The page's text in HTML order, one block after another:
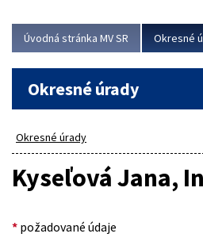
Viac
Úvodná stránka MV SR Okresné
Okresné úrady
Okresné úrady
Kyseľová Jana,
* požadované údaje